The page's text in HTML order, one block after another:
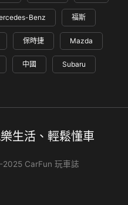
Benz 福斯
保時捷 Mazda
中國 Subaru
生活、輕鬆懂車
2025 CarFun 玩車誌